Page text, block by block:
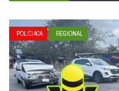
POLICIACA REGIONAL